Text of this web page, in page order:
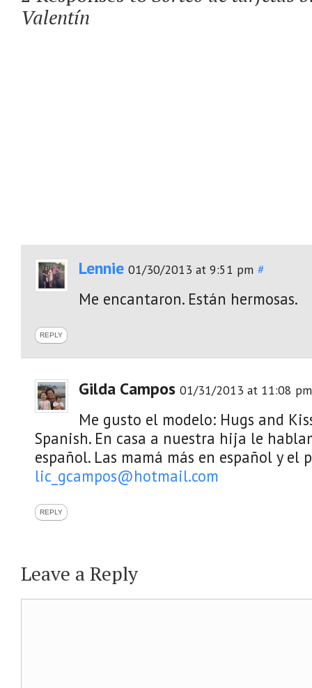
Valentín
Lennie 01/30/2013 at 9:51 pm #
Me encantaron. Están hermosas.
REPLY
Gilda Campos 01/31/2013 at 11:08 pm
Me gusto el modelo: Hugs and
Spanish. En casa a nuestra hija le
español. Las mamá más en español y el
lic_gcampos@hotmail.com
REPLY
Leave a Reply